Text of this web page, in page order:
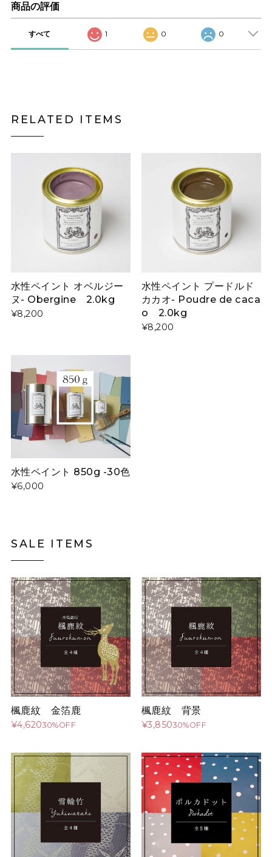
商品の評価
すべて 1 0 0
RELATED ITEMS
水性ペイント オベルジー
ヌ- Obergine 2.0kg
¥8,200
水性ペイント プードルド
カカオ- Poudre de caca
o 2.0kg
¥8,200
水性ペイント 850g -30色
¥6,000
SALE ITEMS
楓鹿紋 金箔鹿
¥4,62030%OFF
楓鹿紋 背景
¥3,85030%OFF